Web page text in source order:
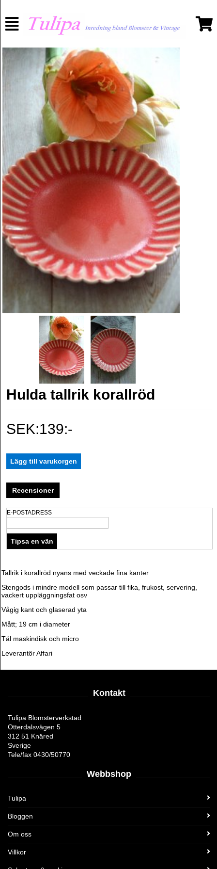
Hulda tallrik korallröd
SEK:139:-
Recensioner
E-POSTADRESS
Tallrik i korallröd nyans med veckade fina kanter
Stengods i mindre modell som passar till fika, frukost, servering,
vackert uppläggningsfat osv
Vågig kant och glaserad yta
Mått; 19 cm i diameter
Tål maskindisk och micro
Leverantör Affari
Kontakt
Tulipa Blomsterverkstad
Otterdalsvägen 5
312 51 Knäred
Sverige
Tele/fax 0430/50770
Webbshop
Tulipa
Bloggen
Om oss
Villkor